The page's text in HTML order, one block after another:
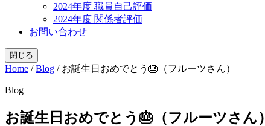
2024年度 職員自己評価
2024年度 関係者評価
お問い合わせ
閉じる
Home /Blog / お誕生日おめでとう🎂（フルーツさん）
Blog
お誕生日おめでとう🎂（フルーツさん）